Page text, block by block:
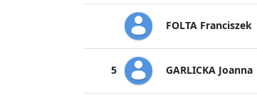
FOLTA Franciszek
5 GARLICKA Joanna